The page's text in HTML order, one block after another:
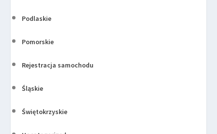
Podlaskie
Pomorskie
Rejestracja samochodu
Śląskie
Świętokrzyskie